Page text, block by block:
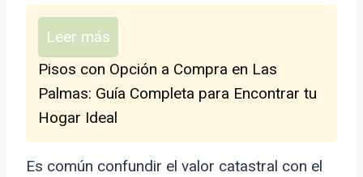
Leer más
Pisos con Opción a Compra en Las
Palmas: Guía Completa para Encontrar tu
Hogar Ideal
Es común confundir el valor catastral con el